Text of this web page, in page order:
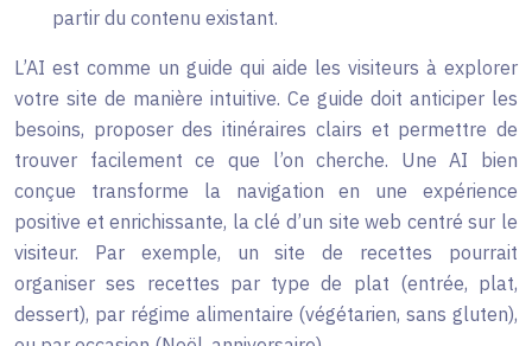
partir du contenu existant.
L’AI est comme un guide qui aide les visiteurs à explorer
votre site de manière intuitive. Ce guide doit anticiper les
besoins, proposer des itinéraires clairs et permettre de
trouver facilement ce que l’on cherche. Une AI bien
conçue transforme la navigation en une expérience
positive et enrichissante, la clé d’un site web centré sur le
visiteur. Par exemple, un site de recettes pourrait
organiser ses recettes par type de plat (entrée, plat,
dessert), par régime alimentaire (végétarien, sans gluten),